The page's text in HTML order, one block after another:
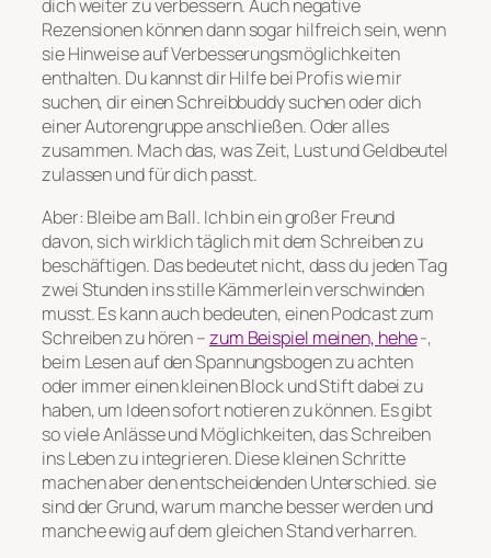
dich weiter zu verbessern. Auch negative
Rezensionen können dann sogar hilfreich sein, wenn
sie Hinweise auf Verbesserungsmöglichkeiten
enthalten. Du kannst dir Hilfe bei Profis wie mir
suchen, dir einen Schreibbuddy suchen oder dich
einer Autorengruppe anschließen. Oder alles
zusammen. Mach das, was Zeit, Lust und Geldbeutel
zulassen und für dich passt.
Aber: Bleibe am Ball. Ich bin ein großer Freund
davon, sich wirklich täglich mit dem Schreiben zu
beschäftigen. Das bedeutet nicht, dass du jeden Tag
zwei Stunden ins stille Kämmerlein verschwinden
musst. Es kann auch bedeuten, einen Podcast zum
Schreiben zu hören –zum Beispiel meinen, hehe-,
beim Lesen auf den Spannungsbogen zu achten
oder immer einen kleinen Block und Stift dabei zu
haben, um Ideen sofort notieren zu können. Es gibt
soviele Anlässe und Möglichkeiten, das Schreiben
ins Leben zu integrieren. Diese kleinen Schritte
machen aber den entscheidenden Unterschied. sie
sind der Grund, warum manche besser werden und
manche ewig auf dem gleichen Stand verharren.